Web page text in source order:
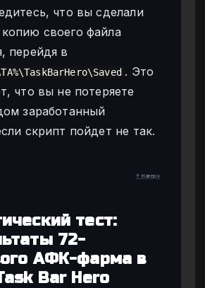
что вы сделали
своего файла
перейдя в
. Это
что вы не потеряете
заработанный
скрипт пойдет не так.
↑ Наверх
тест:
72-
АФК-фарма в
Bar Hero